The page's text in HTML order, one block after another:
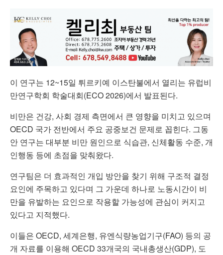
이 연구는 12~15일 튀르키예 이스탄불에서 열리는 유럽비
만연구학회 학술대회(ECO 2026)에서 발표된다.
비만은 건강, 사회 경제 측면에서 큰 영향을 미치고 있으며
OECD 국가 전반에서 주요 공중보건 문제로 꼽힌다. 그동
안 연구는 대부분 비만 원인으로 식습관, 신체활동 수준, 개
인행동 등에 초점을 맞춰왔다.
연구팀은 더 효과적인 개입 방안을 찾기 위해 구조적 결정
요인에 주목하고 있다며 그 가운데 하나로 노동시간이 비
만을 유발하는 요인으로 작용할 가능성에 관심이 커지고
있다고 지적했다.
이들은 OECD, 세계은행, 유엔식량농업기구(FAO) 등의 공
개 자료를 이용해 OECD 33개국의 국내총생산(GDP), 도